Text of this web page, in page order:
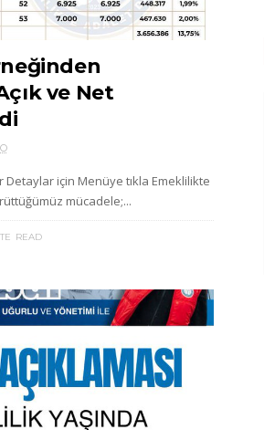
ve Net
Detaylar için Menüye tıkla Emeklilikte
mücadele;...
READ